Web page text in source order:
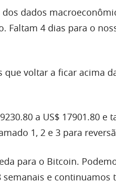
dados
Faltam 4 dias para o
voltar a ficar acima
a US$ 17901.80 e
1, 2 e 3 para
para o Bitcoin.
e continuamos